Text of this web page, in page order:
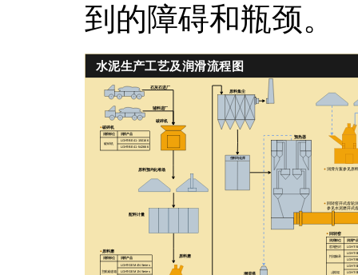
到的障碍和瓶颈。